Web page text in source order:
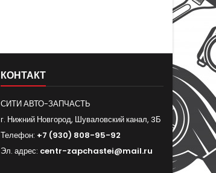
КОНТАКТ
СИТИ АВТО-ЗАПЧАСТЬ
г. Нижний Новгород, Шуваловский канал, 3Б
Телефон: +7 (930) 808-95-92
Эл. адрес: centr-zapchastei@mail.ru